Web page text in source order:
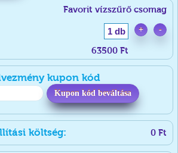
Favorit vízszűrő csomag
-
+
1 db
63500 Ft
kupon kód
Kupon kód beváltása
költség: 0 Ft